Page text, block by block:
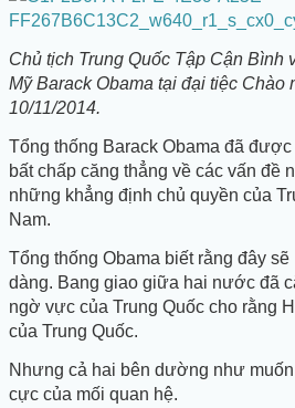
Chủ tịch Trung Quốc Tập Cận Bình
Mỹ Barack Obama tại đại tiệc
10/11/2014.
Tổng thống Barack Obama đã
bất chấp căng thẳng về các vấn đề
những khẳng định chủ quyền của
Nam.
Tổng thống Obama biết rằng đây
dàng. Bang giao giữa hai nước đã
ngờ vực của Trung Quốc cho rằng
của Trung Quốc.
Nhưng cả hai bên dường như
cực của mối quan hệ.